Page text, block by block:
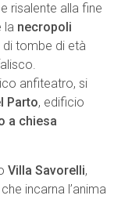
risalente alla fine
la necropoli
di tombe di età
anfiteatro, si
Parto, edificio
a chiesa
Villa Savorelli,
che incarna l’anima